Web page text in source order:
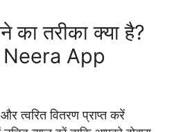
का तरीका क्या है?
App
त्वरित वितरण प्राप्त करें